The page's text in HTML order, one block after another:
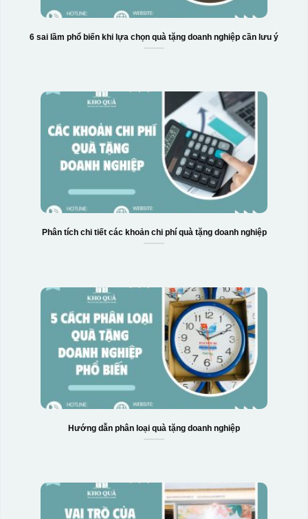
6 sai lầm phổ biến khi lựa chọn quà tặng doanh nghiệp cần lưu ý
Phân tích chi tiết các khoản chi phí quà tặng doanh nghiệp
Hướng dẫn phân loại quà tặng doanh nghiệp